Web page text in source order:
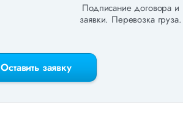
Подписание договора и
заявки. Перевозка груза.
Оставить заявку